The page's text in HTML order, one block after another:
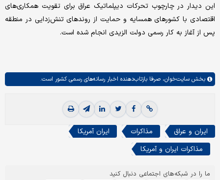
این دیدار در چارچوب تحرکات دیپلماتیک عراق برای تقویت همکاری‌های
اقتصادی با کشورهای همسایه و حمایت از روندهای تنش‌زدایی در منطقه
پس از آغاز به کار رسمی دولت الزیدی انجام شده است.
بخش سایت‌خوان، صرفا بازتاب‌دهنده اخبار رسانه‌های رسمی کشور است.
ایران و عراق مذاکرات
ایران آمریکا
مذاکرات ایران و آمریکا
ما را در شبکه‌های اجتماعی دنبال کنید